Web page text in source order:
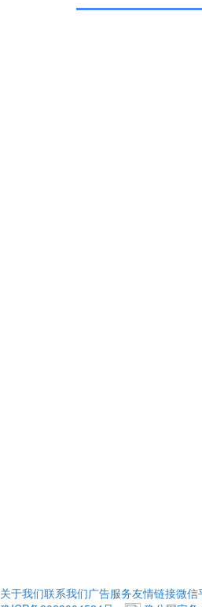
关于我们联系我们广告服务友情链接微信